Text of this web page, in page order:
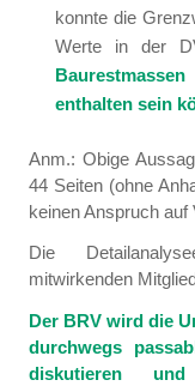
konnte die
Werte in der
enthalten sein
Anm.: Obige
44 Seiten (ohne
keinen Anspruch auf
Die
mitwirkenden
Der BRV wird die
durchwegs
diskutieren